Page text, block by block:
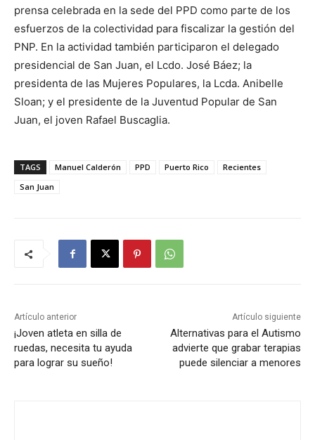
prensa celebrada en la sede del PPD como parte de los
esfuerzos de la colectividad para fiscalizar la gestión del
PNP. En la actividad también participaron el delegado
presidencial de San Juan, el Lcdo. José Báez; la
presidenta de las Mujeres Populares, la Lcda. Anibelle
Sloan; y el presidente de la Juventud Popular de San
Juan, el joven Rafael Buscaglia.
TAGS Manuel Calderón PPD Puerto Rico
Recientes
San Juan
Artículo anterior
¡Joven atleta en silla de
ruedas, necesita tu ayuda
para lograr su sueño!
Artículo siguiente
Alternativas para el Autismo
advierte que grabar terapias
puede silenciar a menores